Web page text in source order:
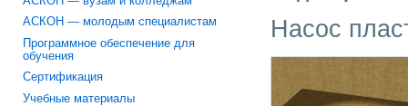
АСКОН — молодым специалистам
Программное обеспечение для
обучения
Сертификация
Учебные материалы
Насос